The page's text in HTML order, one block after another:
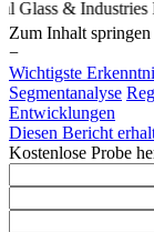
Zum Inhalt springen
−
Wichtigste
Segmentanalyse
Entwicklungen
Diesen Bericht
Kostenlose Probe